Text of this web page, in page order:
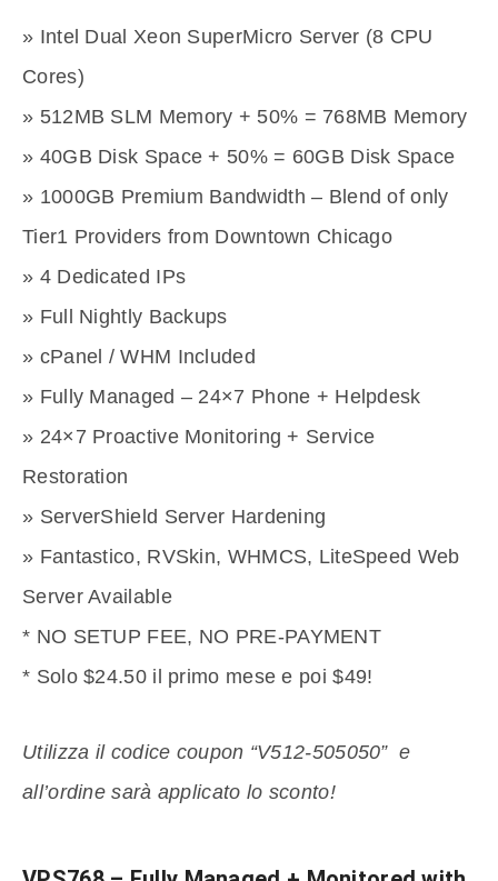
» Intel Dual Xeon SuperMicro Server (8 CPU
Cores)
» 512MB SLM Memory + 50% = 768MB Memory
» 40GB Disk Space + 50% = 60GB Disk Space
» 1000GB Premium Bandwidth – Blend of only
Tier1 Providers from Downtown Chicago
» 4 Dedicated IPs
» Full Nightly Backups
» cPanel / WHM Included
» Fully Managed – 24×7 Phone + Helpdesk
» 24×7 Proactive Monitoring + Service
Restoration
» ServerShield Server Hardening
» Fantastico, RVSkin, WHMCS, LiteSpeed Web
Server Available
* NO SETUP FEE, NO PRE-PAYMENT
* Solo $24.50 il primo mese e poi $49!
Utilizza il codice coupon “V512-505050” e
all’ordine sarà applicato lo sconto!